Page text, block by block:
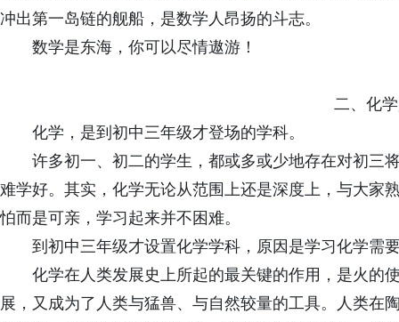
冲出第一岛链的舰船，是数学人昂扬的斗志。
数学是东海，你可以尽情遨游！
二、化
化学，是到初中三年级才登场的学科。
许多初一、初二的学生，都或多或少地存在对初三
难学好。其实，化学无论从范围上还是深度上，与大家
怕而是可亲，学习起来并不困难。
到初中三年级才设置化学学科，原因是学习化学需
化学在人类发展史上所起的最关键的作用，是火的
展，又成为了人类与猛兽、与自然较量的工具。人类在